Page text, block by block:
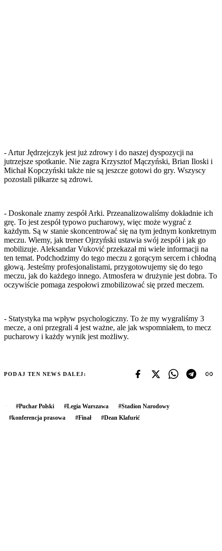
- Artur Jędrzejczyk jest już zdrowy i do naszej dyspozycji na
jutrzejsze spotkanie. Nie zagra Krzysztof Mączyński, Brian Iloski i
Michał Kopczyński także nie są jeszcze gotowi do gry. Wszyscy
pozostali piłkarze są zdrowi.
- Doskonale znamy zespół Arki. Przeanalizowaliśmy dokładnie ich
grę. To jest zespół typowo pucharowy, więc może wygrać z
każdym. Są w stanie skoncentrować się na tym jednym konkretnym
meczu. Wiemy, jak trener Ojrzyński ustawia swój zespół i jak go
mobilizuje. Aleksandar Vuković przekazał mi wiele informacji na
ten temat. Podchodzimy do tego meczu z gorącym sercem i chłodną
głową. Jesteśmy profesjonalistami, przygotowujemy się do tego
meczu, jak do każdego innego. Atmosfera w drużynie jest dobra. To
oczywiście pomaga zespołowi zmobilizować się przed meczem.
- Statystyka ma wpływ psychologiczny. To że my wygraliśmy 3
mecze, a oni przegrali 4 jest ważne, ale jak wspomniałem, to mecz
pucharowy i każdy wynik jest możliwy.
PODAJ TEN NEWS DALEJ:
#Puchar Polski #Legia Warszawa #Stadion Narodowy
#konferencja prasowa #Finał #Dean Klafurić